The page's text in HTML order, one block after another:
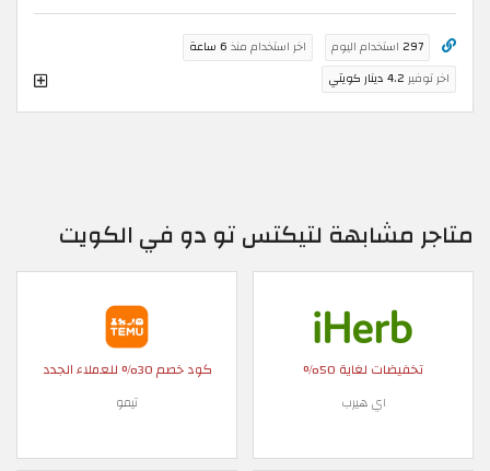
297 استخدام اليوم اخر استخدام منذ 6 ساعة
اخر توفير 4.2 دينار كويتي
متاجر مشابهة لتيكتس تو دو في الكويت
تخفيضات لغاية 50%
اي هيرب
كود خصم 30% للعملاء الجدد
تيمو